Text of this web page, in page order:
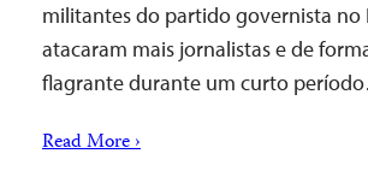
militantes do partido governista no
atacaram mais jornalistas e de
flagrante durante um curto
Read More ›